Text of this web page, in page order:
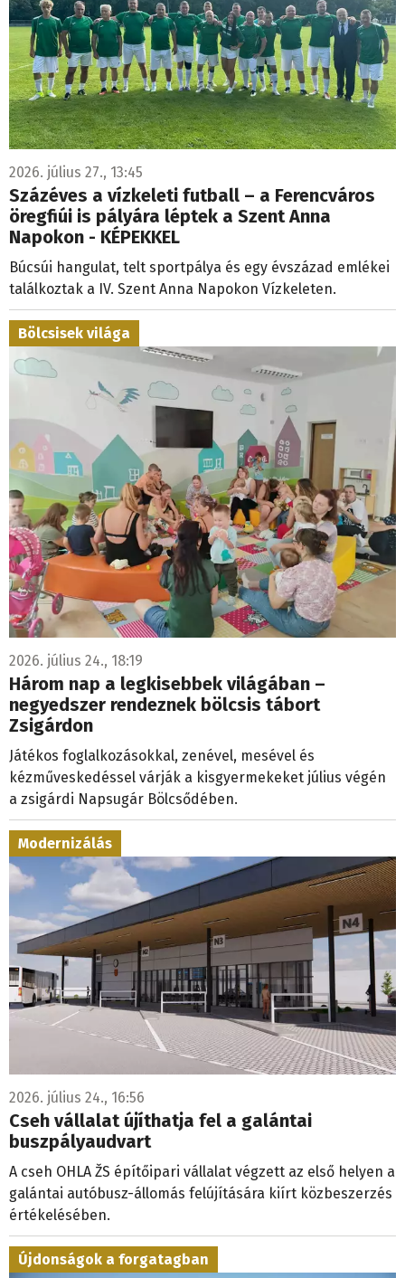
2026. július 27., 13:45
Százéves a vízkeleti futball – a Ferencváros
öregfiúi is pályára léptek a Szent Anna
Napokon - KÉPEKKEL
Búcsúi hangulat, telt sportpálya és egy évszázad emlékei
találkoztak a IV. Szent Anna Napokon Vízkeleten.
Bölcsisek világa
2026. július 24., 18:19
Három nap a legkisebbek világában –
negyedszer rendeznek bölcsis tábort
Zsigárdon
Játékos foglalkozásokkal, zenével, mesével és
kézműveskedéssel várják a kisgyermekeket július végén
a zsigárdi Napsugár Bölcsődében.
Modernizálás
2026. július 24., 16:56
Cseh vállalat újíthatja fel a galántai
buszpályaudvart
A cseh OHLA ŽS építőipari vállalat végzett az első helyen a
galántai autóbusz-állomás felújítására kiírt közbeszerzés
értékelésében.
Újdonságok a forgatagban